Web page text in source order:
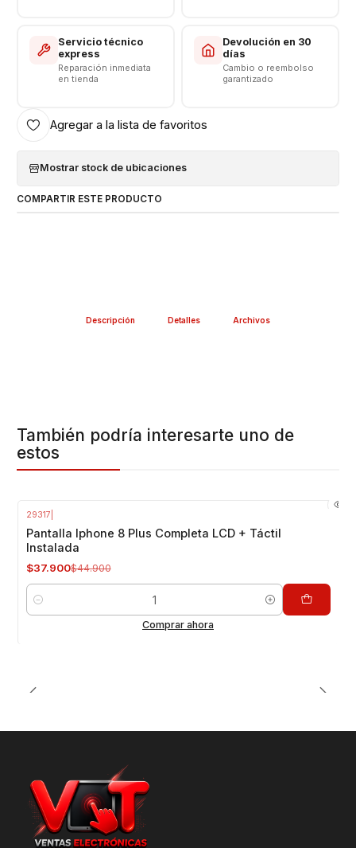
Servicio técnico
express
Reparación inmediata
en tienda
Devolución en 30
días
Cambio o reembolso
garantizado
Agregar a la lista de favoritos
Mostrar stock de ubicaciones
COMPARTIR ESTE PRODUCTO
Descripción Detalles Archivos
También podría interesarte uno de
estos
29317
Pantalla Iphone 8 Plus Completa LCD + Táctil
Instalada
$37.900$44.900
Cantidad
Comprar ahora